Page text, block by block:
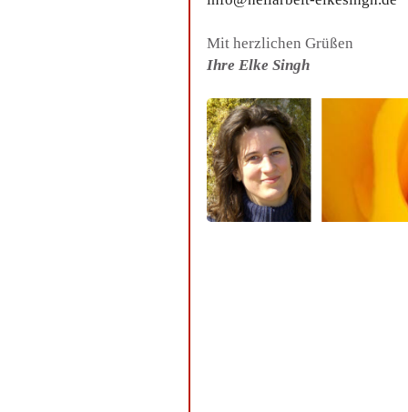
Mit herzlichen Grüßen
Ihre Elke Singh